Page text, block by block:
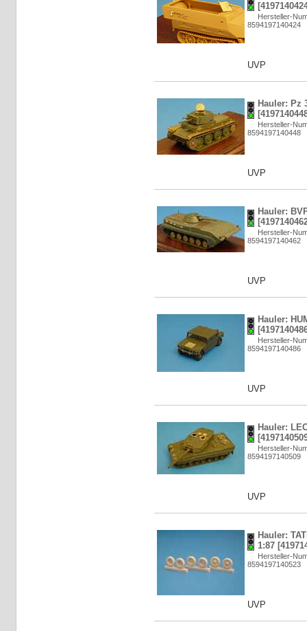
Hersteller-
8594197140424
UVP
Hauler: Pz
Hersteller-
8594197140448
UVP
Hauler:
Hersteller-
8594197140462
UVP
Hauler:
Hersteller-
8594197140486
UVP
Hauler:
Hersteller-
8594197140509
UVP
Hauler:
1:87
Hersteller-
8594197140523
UVP